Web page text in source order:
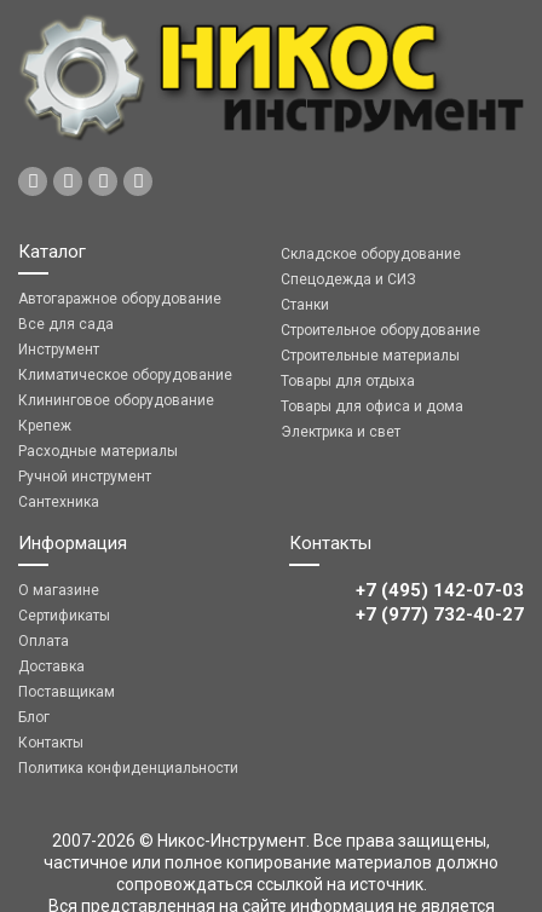
Каталог
Автогаражное оборудование
Все для сада
Инструмент
Климатическое оборудование
Клининговое оборудование
Крепеж
Расходные материалы
Ручной инструмент
Сантехника
Складское оборудование
Спецодежда и СИЗ
Станки
Строительное оборудование
Строительные материалы
Товары для отдыха
Товары для офиса и дома
Электрика и свет
Информация
О магазине
Сертификаты
Оплата
Доставка
Поставщикам
Блог
Контакты
Политика конфиденциальности
Контакты
+7 (495) 142-07-03
‎‎+7 (977) 732-40-27
2007-2026 © Никос-Инструмент. Все права защищены,
частичное или полное копирование материалов должно
сопровождаться ссылкой на источник.
Вся представленная на сайте информация не является